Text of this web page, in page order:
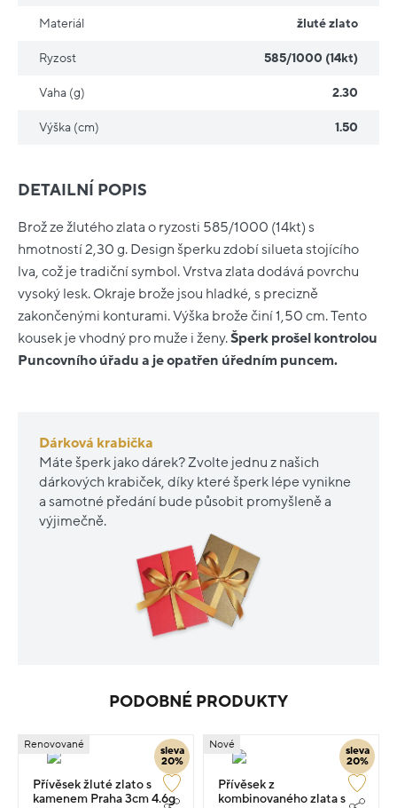
DETAILNÍ POPIS
Brož ze žlutého zlata o ryzosti 585/1000 (14kt) s
hmotností 2,30 g. Design šperku zdobí silueta stojícího
lva, což je tradiční symbol. Vrstva zlata dodává povrchu
vysoký lesk. Okraje brože jsou hladké, s precizně
zakončenými konturami. Výška brože činí 1,50 cm. Tento
kousek je vhodný pro muže i ženy.Šperk prošel kontrolou
Puncovního úřadu a je opatřen úředním puncem.
Dárková krabička
Máte šperk jako dárek? Zvolte jednu z našich
dárkových krabiček, díky které šperk lépe vynikne
a samotné předání bude působit promyšleně a
výjimečně.
Materiál žluté zlato
Ryzost 585/1000 (14kt)
Vaha (g) 2.30
Výška (cm) 1.50
PODOBNÉ PRODUKTY
sleva
20%
Renovované
Přívěsek žluté zlato s
kamenem Praha 3cm 4.6g
sleva
20%
Nové
Přívěsek z
kombinovaného zlata s